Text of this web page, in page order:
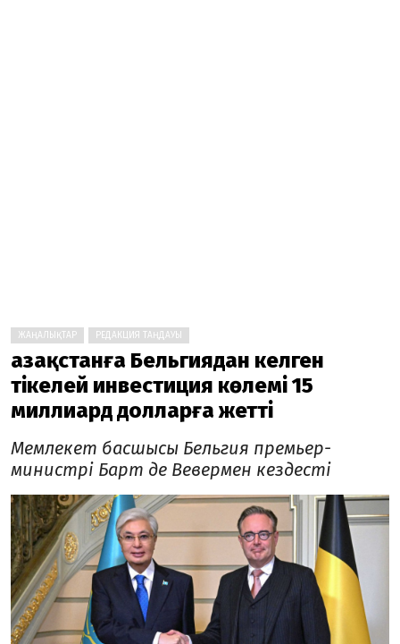
ЖАҢАЛЫҚТАР РЕДАКЦИЯ ТАҢДАУЫ
Қазақстанға Бельгиядан келген
тікелей инвестиция көлемі 15
миллиард долларға жетті
Мемлекет басшысы Бельгия премьер-
министрі Барт де Вевермен кездесті